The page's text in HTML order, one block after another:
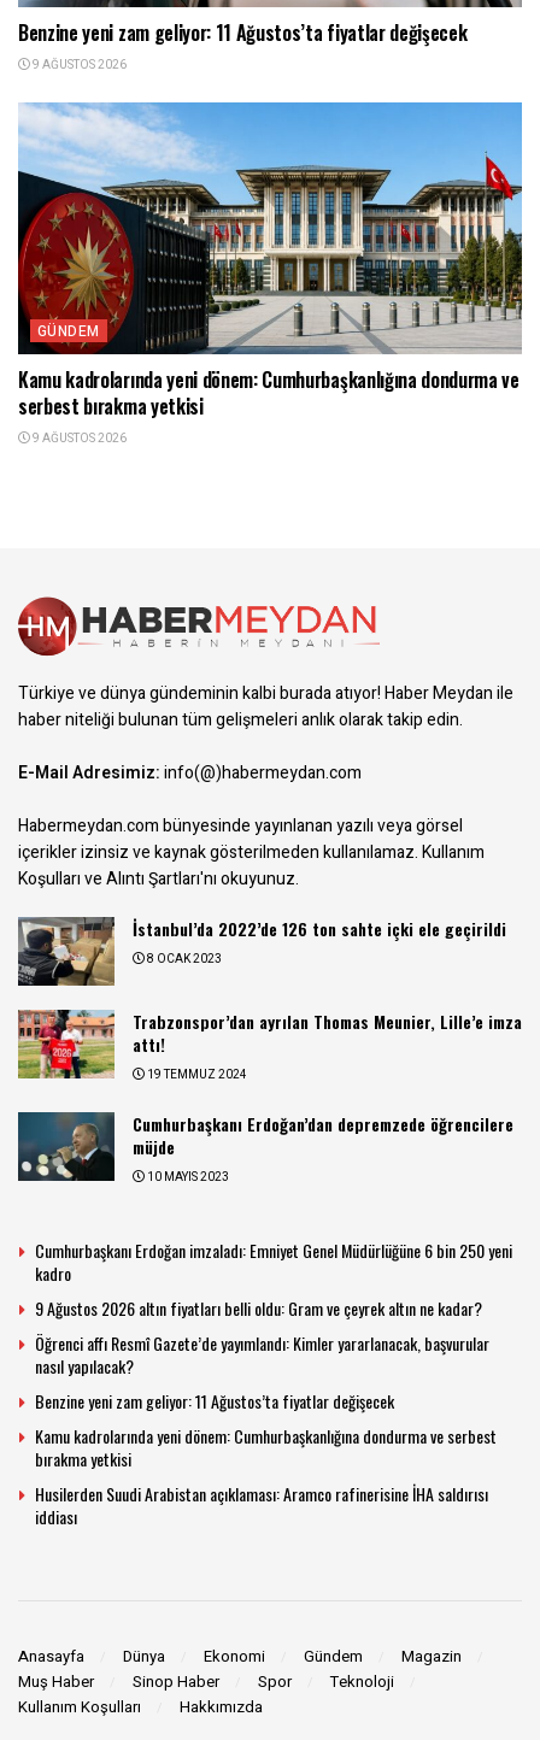
Benzine yeni zam geliyor: 11 Ağustos’ta fiyatlar değişecek
9 AĞUSTOS 2026
GÜNDEM
Kamu kadrolarında yeni dönem: Cumhurbaşkanlığına dondurma ve
serbest bırakma yetkisi
9 AĞUSTOS 2026
Türkiye ve dünya gündeminin kalbi burada atıyor! Haber Meydan ile
haber niteliği bulunan tüm gelişmeleri anlık olarak takip edin.
E-Mail Adresimiz:info(@)habermeydan.com
Habermeydan.com bünyesinde yayınlanan yazılı veya görsel
içerikler izinsiz ve kaynak gösterilmeden kullanılamaz.Kullanım
Koşulları ve Alıntı Şartları'nı okuyunuz.
İstanbul’da 2022’de 126 ton sahte içki ele geçirildi
8 OCAK 2023
Trabzonspor’dan ayrılan Thomas Meunier, Lille’e imza
attı!
19 TEMMUZ 2024
Cumhurbaşkanı Erdoğan’dan depremzede öğrencilere
müjde
10 MAYIS 2023
Cumhurbaşkanı Erdoğan imzaladı: Emniyet Genel Müdürlüğüne 6 bin 250 yeni
kadro
9 Ağustos 2026 altın fiyatları belli oldu: Gram ve çeyrek altın ne kadar?
Öğrenci affı Resmî Gazete’de yayımlandı: Kimler yararlanacak, başvurular
nasıl yapılacak?
Benzine yeni zam geliyor: 11 Ağustos’ta fiyatlar değişecek
Kamu kadrolarında yeni dönem: Cumhurbaşkanlığına dondurma ve serbest
bırakma yetkisi
Husilerden Suudi Arabistan açıklaması: Aramco rafinerisine İHA saldırısı
iddiası
Anasayfa Dünya Ekonomi Gündem
Magazin
Muş Haber
Sinop Haber Spor
Teknoloji
Kullanım Koşulları
Hakkımızda